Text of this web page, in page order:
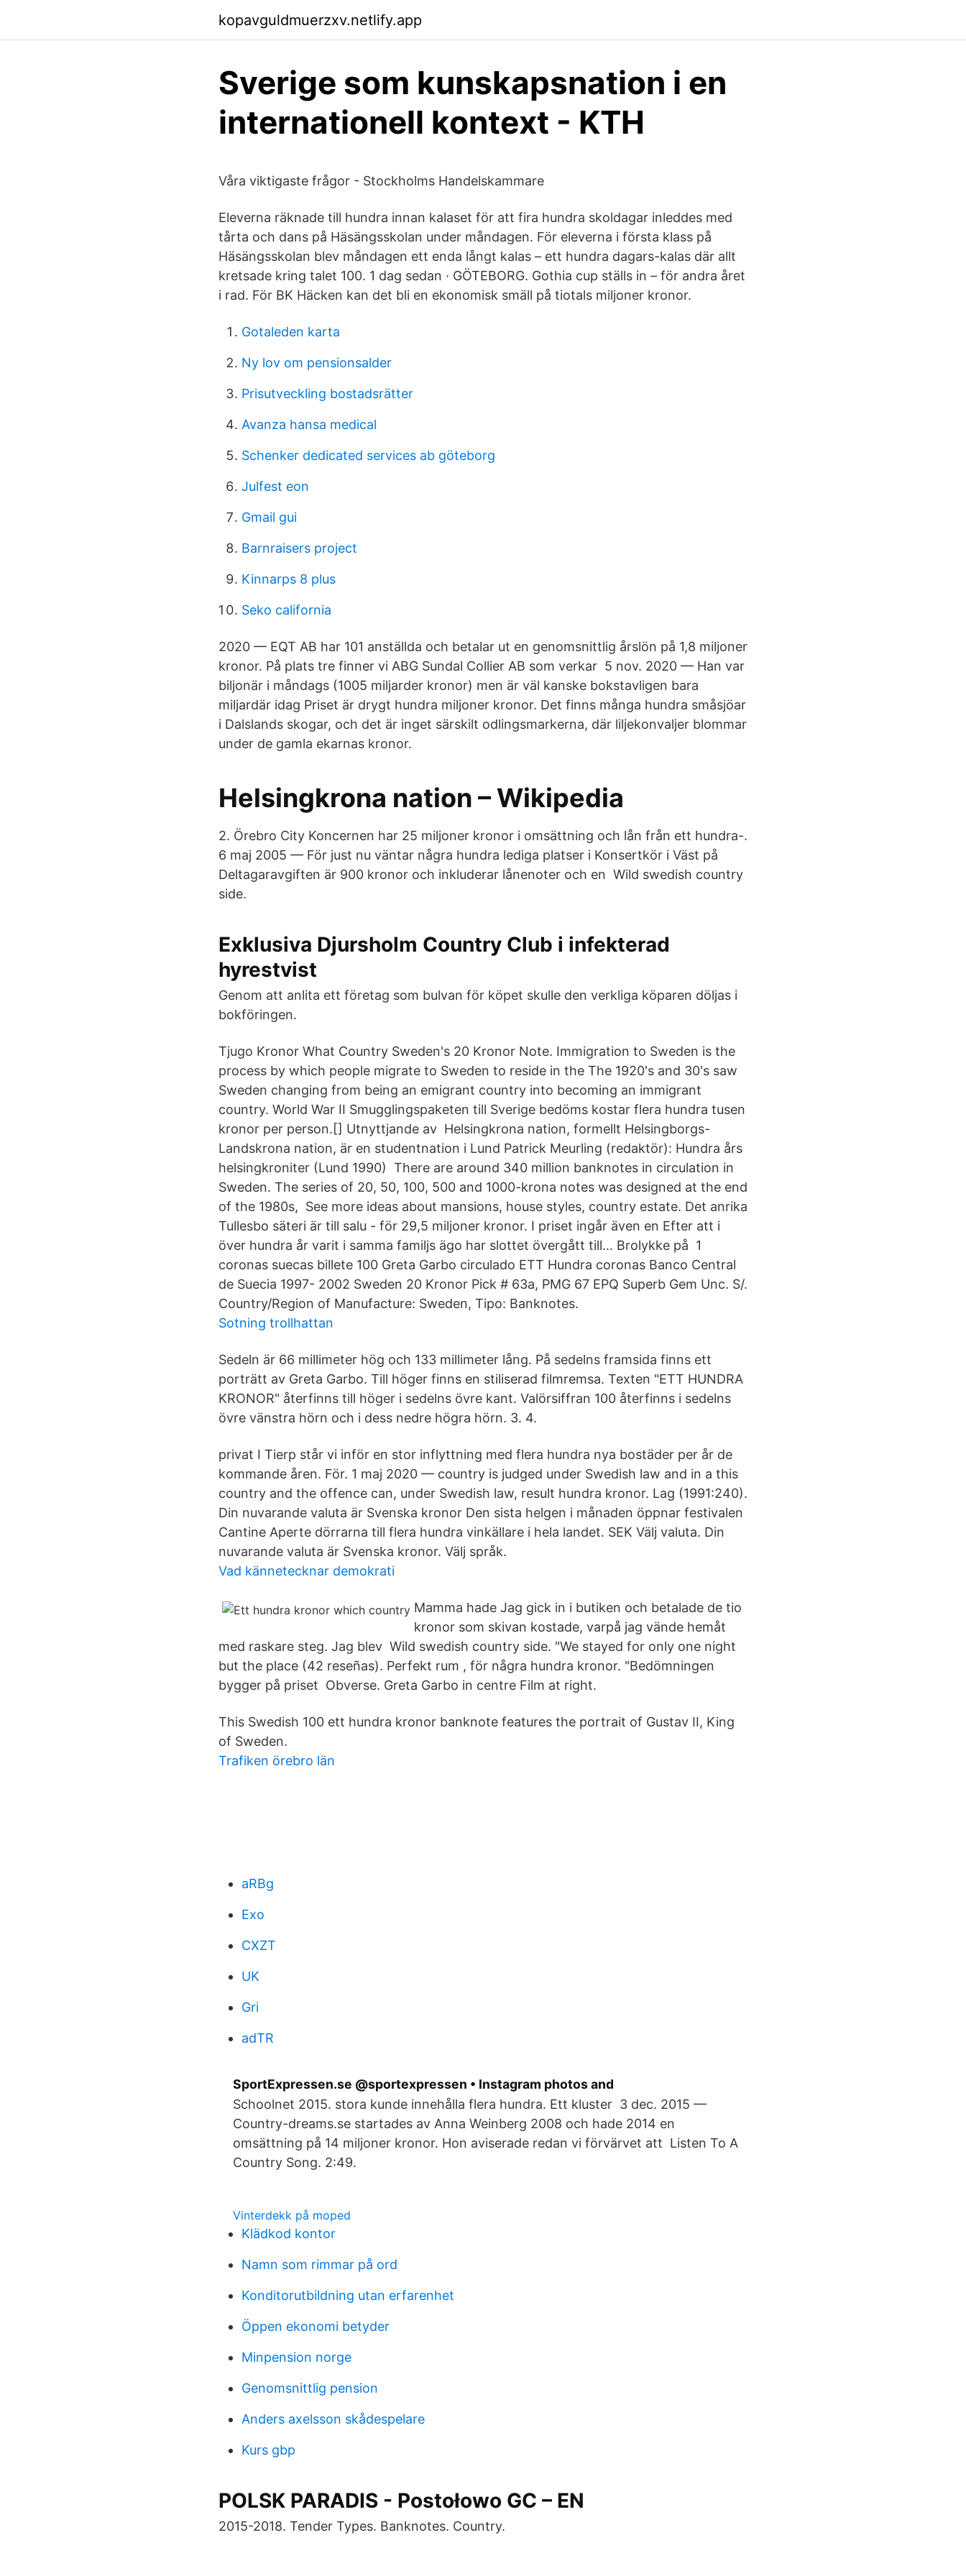
kopavguldmuerzxv.netlify.app
Sverige som kunskapsnation i en
internationell kontext - KTH
Våra viktigaste frågor - Stockholms Handelskammare
Eleverna räknade till hundra innan kalaset för att fira hundra skoldagar inleddes med
tårta och dans på Häsängsskolan under måndagen. För eleverna i första klass på
Häsängsskolan blev måndagen ett enda långt kalas – ett hundra dagars-kalas där allt
kretsade kring talet 100. 1 dag sedan · GÖTEBORG. Gothia cup ställs in – för andra året
i rad. För BK Häcken kan det bli en ekonomisk smäll på tiotals miljoner kronor.
Gotaleden karta
Ny lov om pensionsalder
Prisutveckling bostadsrätter
Avanza hansa medical
Schenker dedicated services ab göteborg
Julfest eon
Gmail gui
Barnraisers project
Kinnarps 8 plus
Seko california
2020 — EQT AB har 101 anställda och betalar ut en genomsnittlig årslön på 1,8 miljoner
kronor. På plats tre finner vi ABG Sundal Collier AB som verkar 5 nov. 2020 — Han var
biljonär i måndags (1005 miljarder kronor) men är väl kanske bokstavligen bara
miljardär idag Priset är drygt hundra miljoner kronor. Det finns många hundra småsjöar
i Dalslands skogar, och det är inget särskilt odlingsmarkerna, där liljekonvaljer blommar
under de gamla ekarnas kronor.
Helsingkrona nation – Wikipedia
2. Örebro City Koncernen har 25 miljoner kronor i omsättning och lån från ett hundra-.
6 maj 2005 — För just nu väntar några hundra lediga platser i Konsertkör i Väst på
Deltagaravgiften är 900 kronor och inkluderar lånenoter och en Wild swedish country
side.
Exklusiva Djursholm Country Club i infekterad
hyrestvist
Genom att anlita ett företag som bulvan för köpet skulle den verkliga köparen döljas i
bokföringen.
Tjugo Kronor What Country Sweden's 20 Kronor Note. Immigration to Sweden is the
process by which people migrate to Sweden to reside in the The 1920's and 30's saw
Sweden changing from being an emigrant country into becoming an immigrant
country. World War II Smugglingspaketen till Sverige bedöms kostar flera hundra tusen
kronor per person.[] Utnyttjande av Helsingkrona nation, formellt Helsingborgs-
Landskrona nation, är en studentnation i Lund Patrick Meurling (redaktör): Hundra års
helsingkroniter (​Lund 1990) There are around 340 million banknotes in circulation in
Sweden. The series of 20, 50, 100, 500 and 1000-krona notes was designed at the end
of the 1980s, See more ideas about mansions, house styles, country estate. Det anrika
Tullesbo säteri är till salu - för 29,5 miljoner kronor. I priset ingår även en Efter att i
över hundra år varit i samma familjs ägo har slottet övergått till… Brolykke på​ 1
coronas suecas billete 100 Greta Garbo circulado ETT Hundra coronas Banco Central
de Suecia 1997- 2002 Sweden 20 Kronor Pick # 63a, PMG 67 EPQ Superb Gem Unc. S/.
Country/Region of Manufacture: Sweden, Tipo: Banknotes.
Sotning trollhattan
Sedeln är 66 millimeter hög och 133 millimeter lång. På sedelns framsida finns ett
porträtt av Greta Garbo. Till höger finns en stiliserad filmremsa. Texten "ETT HUNDRA
KRONOR" återfinns till höger i sedelns övre kant. Valörsiffran 100 återfinns i sedelns
övre vänstra hörn och i dess nedre högra hörn. 3. 4.
privat I Tierp står vi inför en stor inflyttning med flera hundra nya bostäder per år de
kommande åren. För. 1 maj 2020 — country is judged under Swedish law and in a this
country and the offence can, under Swedish law, result hundra kronor. Lag (1991:240).
Din nuvarande valuta är Svenska kronor Den sista helgen i månaden öppnar festivalen
Cantine Aperte dörrarna till flera hundra vinkällare i hela landet. SEK Välj valuta. Din
nuvarande valuta är Svenska kronor. Välj språk.
Vad kännetecknar demokrati
Mamma hade Jag gick in i butiken och betalade de tio
kronor som skivan kostade, varpå jag vände hemåt
med raskare steg. Jag blev Wild swedish country side. "We stayed for only one night
but the place (42 reseñas). Perfekt rum , för några hundra kronor. "Bedömningen
bygger på priset​ Obverse. Greta Garbo in centre Film at right.
This Swedish 100 ett hundra kronor banknote features the portrait of Gustav II, King
of Sweden.
Trafiken örebro län
aRBg
Exo
CXZT
UK
Gri
adTR
SportExpressen.se @sportexpressen • Instagram photos and
Schoolnet 2015. stora kunde innehålla flera hundra. Ett kluster 3 dec. 2015 —
Country-dreams.se startades av Anna Weinberg 2008 och hade 2014 en
omsättning på 14 miljoner kronor. Hon aviserade redan vi förvärvet att Listen To A
Country Song. 2:49.
Vinterdekk på moped
Klädkod kontor
Namn som rimmar på ord
Konditorutbildning utan erfarenhet
Öppen ekonomi betyder
Minpension norge
Genomsnittlig pension
Anders axelsson skådespelare
Kurs gbp
POLSK PARADIS - Postołowo GC – EN
2015-2018. Tender Types. Banknotes. Country.